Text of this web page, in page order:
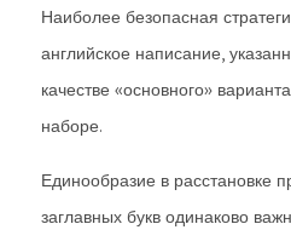
Наиболее безопасная
английское написание,
качестве «основного»
наборе.
Единообразие в расстановке
заглавных букв одинаково